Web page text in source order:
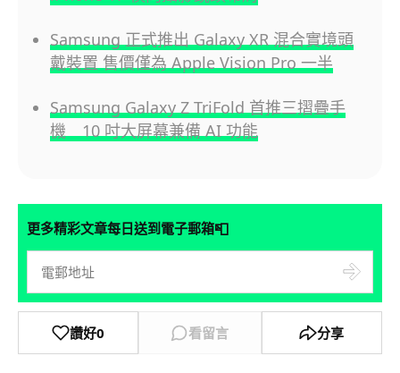
Samsung 正式推出 Galaxy XR 混合實境頭
戴裝置 售價僅為 Apple Vision Pro 一半
Samsung Galaxy Z TriFold 首推三摺疊手
機 10 吋大屏幕兼備 AI 功能
更多精彩文章每日送到電子郵箱📮
讚好0 看留言 分享